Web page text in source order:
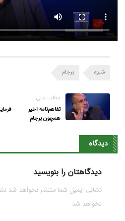
شیوه برجام
مطلب قبلی
تفاهم‌نامه اخیر
همچون برجام
دیدگاه
دیدگاهتان را بنویسید
نشانی ایمیل شما منتشر نخواهد شد
نخواهد شد